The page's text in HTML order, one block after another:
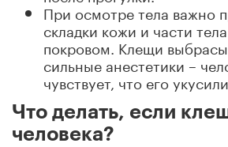
При осмотре тела важно
складки кожи и части
покровом. Клещи
сильные анестетики –
чувствует, что его укусили.
Что делать, если
человека?